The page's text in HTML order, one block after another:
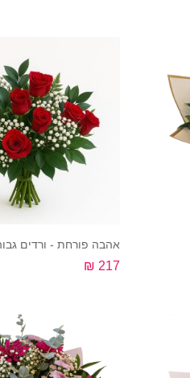
217 ₪
קנה עכשיו